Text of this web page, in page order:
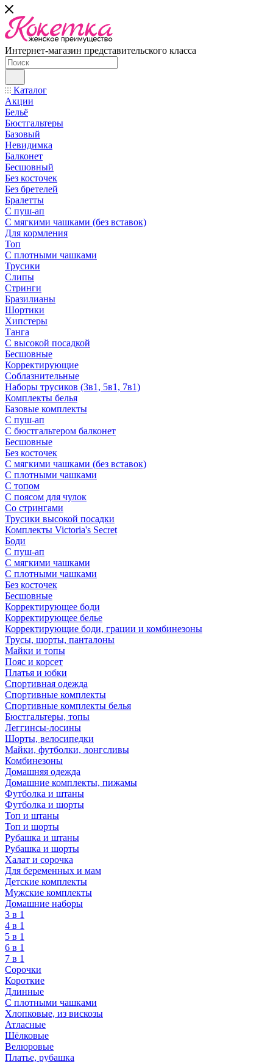
Интернет-магазин представительского класса
Каталог
Акции
Бельё
Бюстгальтеры
Базовый
Невидимка
Балконет
Бесшовный
Без косточек
Без бретелей
Бралетты
С пуш-ап
С мягкими чашками (без вставок)
Для кормления
Топ
С плотными чашками
Трусики
Слипы
Стринги
Бразилианы
Шортики
Хипстеры
Танга
С высокой посадкой
Бесшовные
Корректирующие
Соблазнительные
Наборы трусиков (3в1, 5в1, 7в1)
Комплекты белья
Базовые комплекты
С пуш-ап
С бюстгальтером балконет
Бесшовные
Без косточек
С мягкими чашками (без вставок)
С плотными чашками
С топом
С поясом для чулок
Со стрингами
Трусики высокой посадки
Комплекты Victoria's Secret
Боди
С пуш-ап
С мягкими чашками
С плотными чашками
Без косточек
Бесшовные
Корректирующее боди
Корректирующее белье
Корректирующие боди, грации и комбинезоны
Трусы, шорты, панталоны
Майки и топы
Пояс и корсет
Платья и юбки
Спортивная одежда
Спортивные комплекты
Спортивные комплекты белья
Бюстгальтеры, топы
Леггинсы-лосины
Шорты, велосипедки
Майки, футболки, лонгсливы
Комбинезоны
Домашняя одежда
Домашние комплекты, пижамы
Футболка и штаны
Футболка и шорты
Топ и штаны
Топ и шорты
Рубашка и штаны
Рубашка и шорты
Халат и сорочка
Для беременных и мам
Детские комплекты
Мужские комплекты
Домашние наборы
3 в 1
4 в 1
5 в 1
6 в 1
7 в 1
Сорочки
Короткие
Длинные
С плотными чашками
Хлопковые, из вискозы
Атласные
Шёлковые
Велюровые
Платье, рубашка